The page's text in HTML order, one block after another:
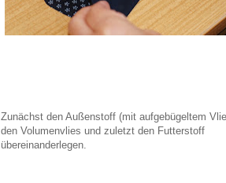
Zunächst den Außenstoff (mit aufgebügeltem
den Volumenvlies und zuletzt den Futterstoff
übereinanderlegen.